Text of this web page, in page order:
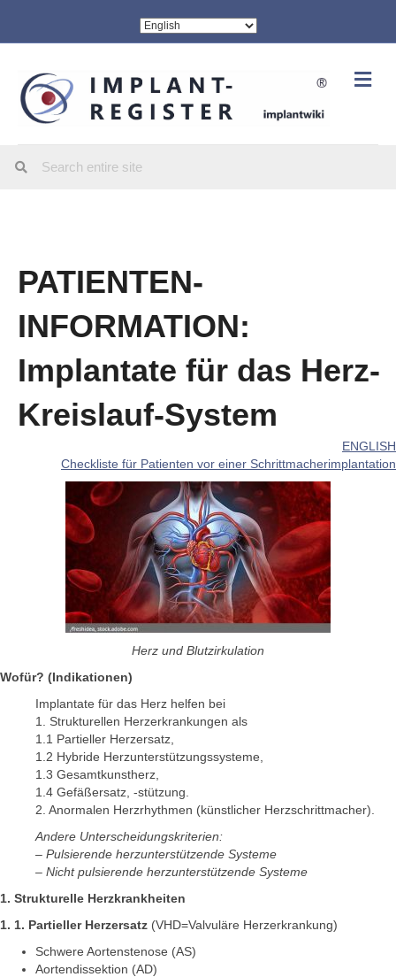
PATIENTEN-
INFORMATION:
Implantate für das Herz-
Kreislauf-System
ENGLISH
Checkliste für Patienten vor einer Schrittmacherimplantation
Herz und Blutzirkulation
Wofür? (Indikationen)
Implantate für das Herz helfen bei
1. Strukturellen Herzerkrankungen als
1.1 Partieller Herzersatz,
1.2 Hybride Herzunterstützungssysteme,
1.3 Gesamtkunstherz,
1.4 Gefäßersatz, -stützung.
2. Anormalen Herzrhythmen (künstlicher Herzschrittmacher).
Andere Unterscheidungskriterien:
– Pulsierende herzunterstützende Systeme
– Nicht pulsierende herzunterstützende Systeme
1. Strukturelle Herzkrankheiten
1. 1. Partieller Herzersatz (VHD=Valvuläre Herzerkrankung)
Schwere Aortenstenose (AS)
Aortendissektion (AD)